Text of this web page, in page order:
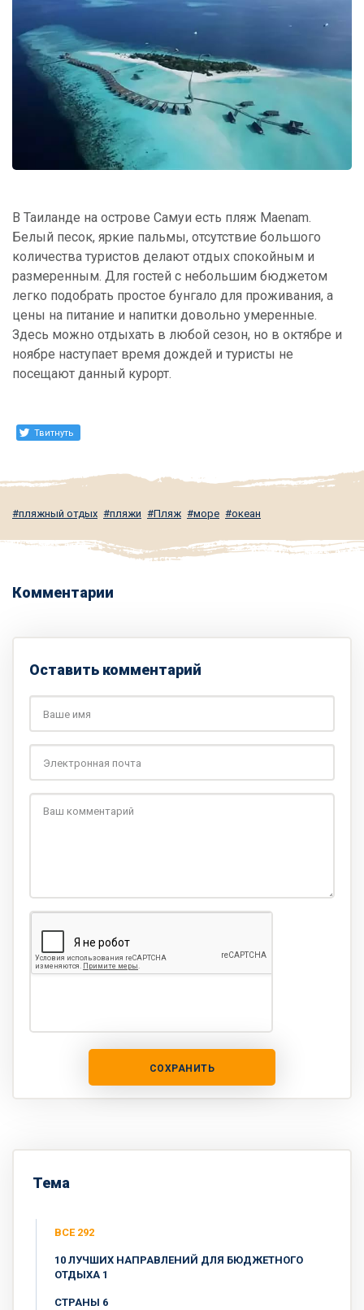
В Таиланде на острове Самуи есть пляж Maenam.
Белый песок, яркие пальмы, отсутствие большого
количества туристов делают отдых спокойным и
размеренным. Для гостей с небольшим бюджетом
легко подобрать простое бунгало для проживания, а
цены на питание и напитки довольно умеренные.
Здесь можно отдыхать в любой сезон, но в октябре и
ноябре наступает время дождей и туристы не
посещают данный курорт.
Твитнуть
пляжный отдых пляжи Пляж море океан
Комментарии
Оставить комментарий
СОХРАНИТЬ
Тема
ВСЕ 292
10 ЛУЧШИХ НАПРАВЛЕНИЙ ДЛЯ БЮДЖЕТНОГО
ОТДЫХА 1
CТРАНЫ 6